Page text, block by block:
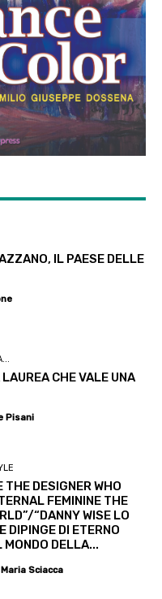
IL PAESE DELLE
CHE VALE UNA
Pisani
THE DESIGNER WHO
FEMININE THE
“DANNY WISE LO
DIPINGE DI ETERNO
MONDO DELLA...
Sciacca